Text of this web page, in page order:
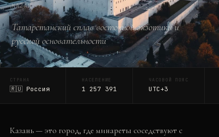
KAZAN
Татарстанский сплав восточной экзотики и
русской основательности
СТРАНА
🇷🇺 Россия
НАСЕЛЕНИЕ
1 257 391
ЧАСОВОЙ ПОЯС
UTC+3
Казань — это город, где минареты соседствуют с